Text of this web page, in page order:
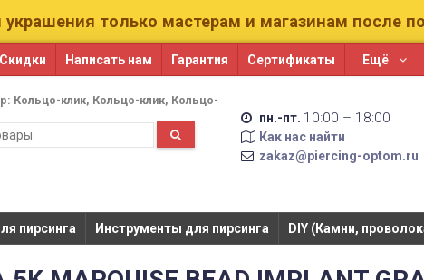
только мастерам и магазинам после
Скидки Написать нам Гарантия Сертификаты Ещё
Кольцо-клик Кольцо-клик Кольцо-
пн.-пт. 10:00 – 18:00
Как нас найти
zakaz@piercing-optom.ru
пирсинга​​ Инструменты для пирсинга DIY (Камни,